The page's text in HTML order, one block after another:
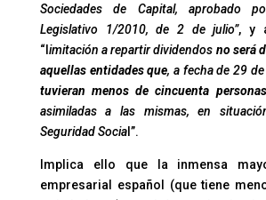
Sociedades de Capital, aprobado
Legislativo 1/2010, de 2 de julio”, y
“l imitación a repartir dividendos no será
aquellas entidades que, a fecha de 29
tuvieran menos de cincuenta
asimiladas a las mismas, en
Seguridad Social”.
Implica ello que la inmensa
empresarial español (que tiene